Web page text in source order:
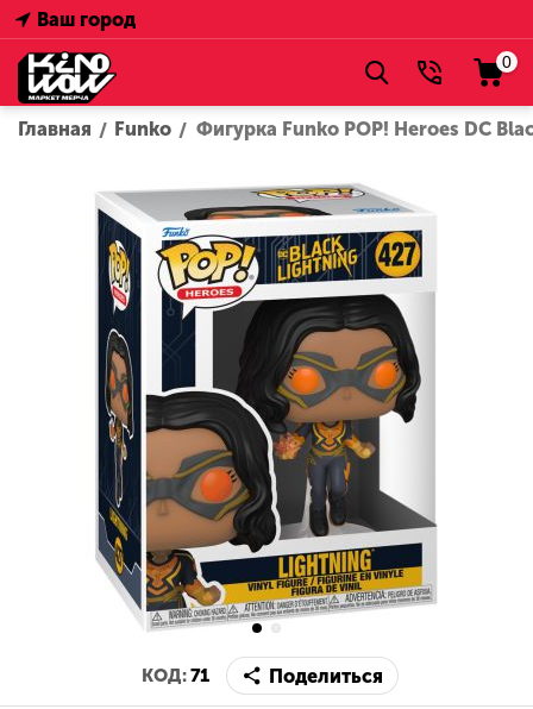
Ваш город
0
Главная / Funko / Фигурка Funko POP! Heroes DC
КОД:71 Поделиться